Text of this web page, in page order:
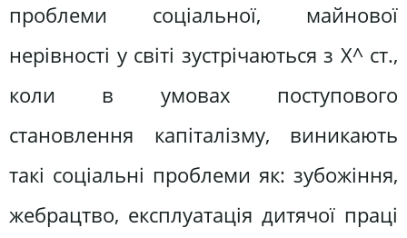
проблеми соціальної, майнової
нерівності у світі зустрічаються з Х^ ст.,
коли в умовах поступового
становлення капіталізму, виникають
такі соціальні проблеми як: зубожіння,
жебрацтво, експлуатація дитячої праці